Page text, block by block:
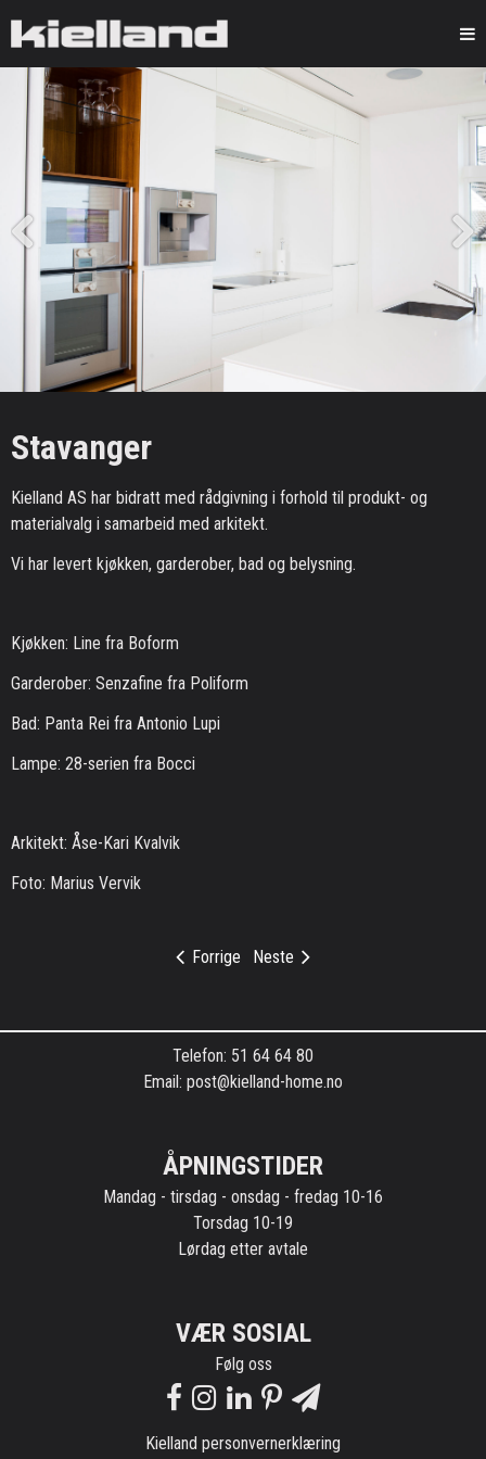
Kielland
Previous Next
Stavanger
Kielland AS har bidratt med rådgivning i forhold til produkt- og
materialvalg i samarbeid med arkitekt.
Vi har levert kjøkken, garderober, bad og belysning.
Kjøkken: Line fra Boform
Garderober: Senzafine fra Poliform
Bad: Panta Rei fra Antonio Lupi
Lampe: 28-serien fra Bocci
Arkitekt: Åse-Kari Kvalvik
Foto: Marius Vervik
Forrige Neste
KontaktinformasjonTelefon: 51 64 64 80
Email: post@kielland-home.no
ÅPNINGSTIDER
Mandag - tirsdag - onsdag - fredag 10-16
Torsdag 10-19
Lørdag etter avtale
VÆR SOSIAL
Følg oss
Kielland personvernerklæring